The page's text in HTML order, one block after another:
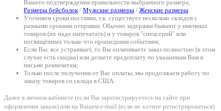
Вашего подтверждения правильности выбранного размера;
Размеры бейсболок/ Мужские размеры / Женские размеры
Уточняем сроки поставки, т.к. существует несколько складов с
разными сроками отправки. Обычно задержки бывают у именных
товаров (их надо напечатать) и у товаров "спецсерий" или
посвящённых только что прошедшим событиям;
Если Вас все устраивает, то Вы оплачиваете заказ полностью (в этом
случае есть скидка) или делаете предоплату по указанным Вам в
письме реквизитам;
Только после получения от Вас оплаты, мы продолжаем работу по
заказу товаров со склада в США.
Далее в личном кабинете (если Вы зарегистрируетесь на сайте при
оформлении заказа) или на Вашем e-mail (если не хотите регистрироваться)